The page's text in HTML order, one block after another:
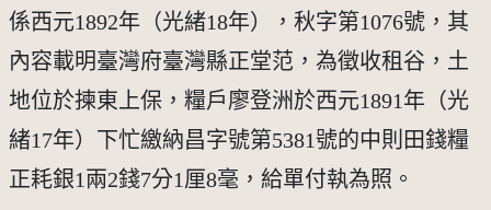
係西元1892年（光緒18年），秋字第1076號，其
內容載明臺灣府臺灣縣正堂范，為徵收租谷，土
地位於揀東上保，糧戶廖登洲於西元1891年（光
緒17年）下忙繳納昌字號第5381號的中則田錢糧
正耗銀1兩2錢7分1厘8毫，給單付執為照。